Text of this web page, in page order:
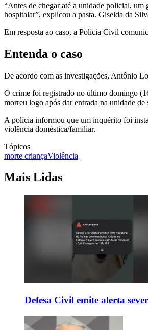
“Antes de chegar até a unidade policial,
hospitalar”, explicou a pasta. Giselda da
Em resposta ao caso, a Polícia Civil
Entenda o caso
De acordo com as investigações, Antônio
O crime foi registrado no último domingo
morreu logo após dar entrada na unidade de
A polícia informou que um inquérito foi
violência doméstica/familiar.
Tópicos
morte criançaViolência
Mais Lidas
Defesa Civil emite alerta